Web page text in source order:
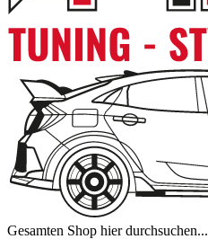
Gesamten Shop hier durchsuchen...